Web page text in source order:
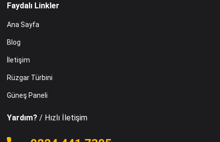
Faydalı Linkler
Ana Sayfa
Blog
İletişim
Rüzgar Türbini
Güneş Paneli
Yardım? / Hızlı İletişim